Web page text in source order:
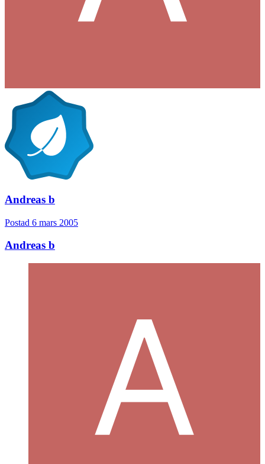
Andreas b
Postad 6 mars 2005
Andreas b